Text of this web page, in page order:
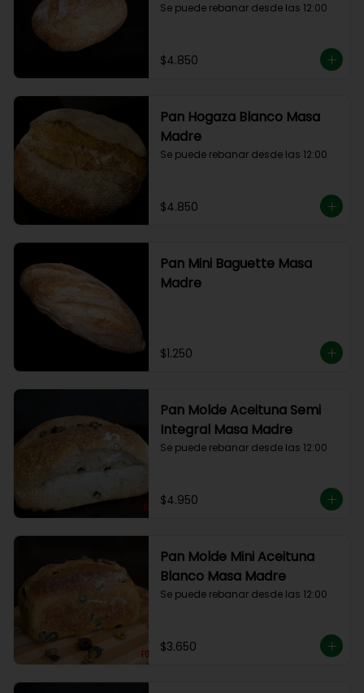
Se puede rebanar desde las 12:00
$4.850
Pan Hogaza Blanco Masa
Madre
Se puede rebanar desde las 12:00
$4.850
Pan Mini Baguette Masa
Madre
$1.250
Pan Molde Aceituna Semi
Integral Masa Madre
Se puede rebanar desde las 12:00
$4.950
Pan Molde Mini Aceituna
Blanco Masa Madre
Se puede rebanar desde las 12:00
$3.650